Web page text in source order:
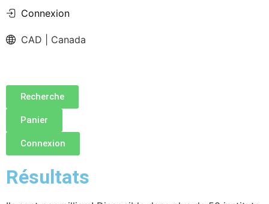
Connexion
CAD | Canada
Recherche
Panier
Connexion
Résultats